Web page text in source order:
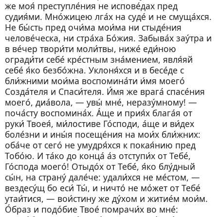
же моя́ преступле́ния не испове́дах пред
судия́ми. Мно́жицею лга́х на суде́ и не смуща́хся.
Не бы́сть пред очи́ма мои́ма ни стыде́ния
челове́ческа, ни стра́ха Бо́жия. Забыва́х зау́тра и
в ве́чер твори́ти моли́твы, ниже́ еди́ною
огради́ти себе́ кре́стным зна́мением, явля́яй
себе́ я́ко безбо́жна. Уклоня́хся и в бесе́де с
бли́жними мои́ма воспомина́ти и́мя моего́
Созда́теля и Спаси́теля. И́мя же врага́ спасе́ния
моего́, диа́вола, — увы́ мне́, неразу́мному! —
поча́сту воспомина́х. А́ще и прия́х блага́я от
руки́ Твоея́, ми́лостиве Го́споди, а́ще и ви́дех
боле́зни и ины́я посеще́ния на мои́х бли́жних:
оба́че от сего́ не умудря́хся к покая́нию пред
Тобо́ю. И та́ко до конца́ а́з отступи́х от Тебе́,
Го́спода моего́! Отыдо́х от Тебе́, я́ко блу́дный
сы́н, на страну́ дале́че: удали́хся не ме́стом, —
вездесу́щ бо еси́ Ты́, и ничто́ не мо́жет от Тебе́
утаи́тися, — вои́стину же ду́хом и житие́м мои́м.
О́браз и подо́бие Твое́ помрачи́х во мне́: